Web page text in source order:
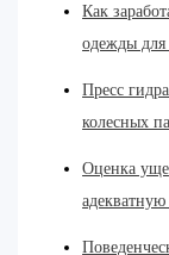
Как
одежды для
Пресс
колесных
Оценка